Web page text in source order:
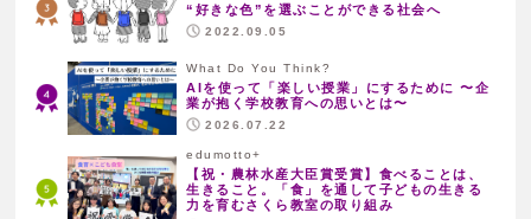
“好きな色”を選ぶことができる社会へ
2022.09.05
What Do You Think?
AIを使って「楽しい授業」にするために 〜企
業が抱く学校教育への思いとは〜
2026.07.22
edumotto+
【祝・農林水産大臣賞受賞】食べることは、
生きること。「食」を通して子どもの生きる
力を育むさくら教室の取り組み